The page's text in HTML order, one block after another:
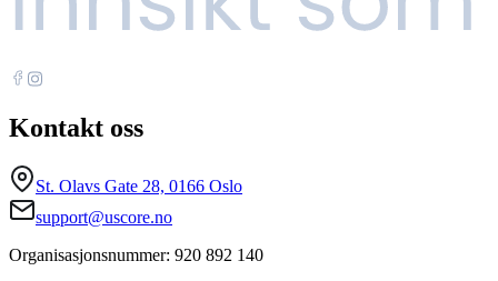
Kontakt oss
St. Olavs Gate 28, 0166 Oslo
support@uscore.no
Organisasjonsnummer: 920 892 140